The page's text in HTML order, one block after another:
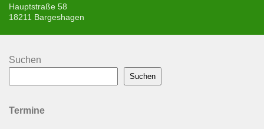
Hauptstraße 58
18211 Bargeshagen
Suchen
Suchen
Termine